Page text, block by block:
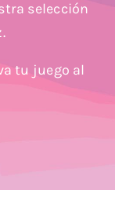
selección
tu juego al